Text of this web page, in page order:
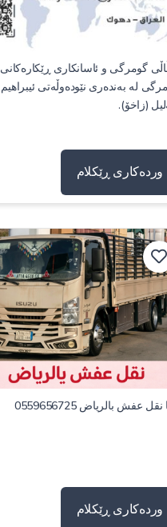
گومرگی و ئاسانکاری ڕێکارەکانی
لە بەندەری نێودەوڵەتی ئیبراهیم
(زاخۆ).
وردەکاری ڕێکلام
نقل عفش بالرياض 0559656725
وردەکاری ڕێکلام